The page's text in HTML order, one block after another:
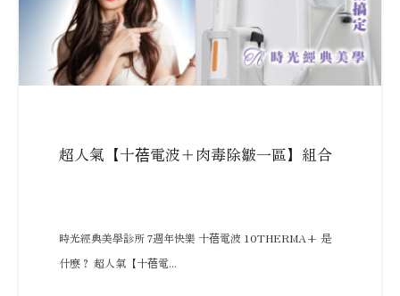
超人氣【十蓓電波＋肉毒除皺一區】組合
時光經典美學診所 7週年快樂 十蓓電波 10THERMA+ 是
什麼？ 超人氣【十蓓電...